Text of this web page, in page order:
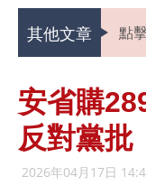
其他文章 點
安省購
反對黨批
2026年04月17日